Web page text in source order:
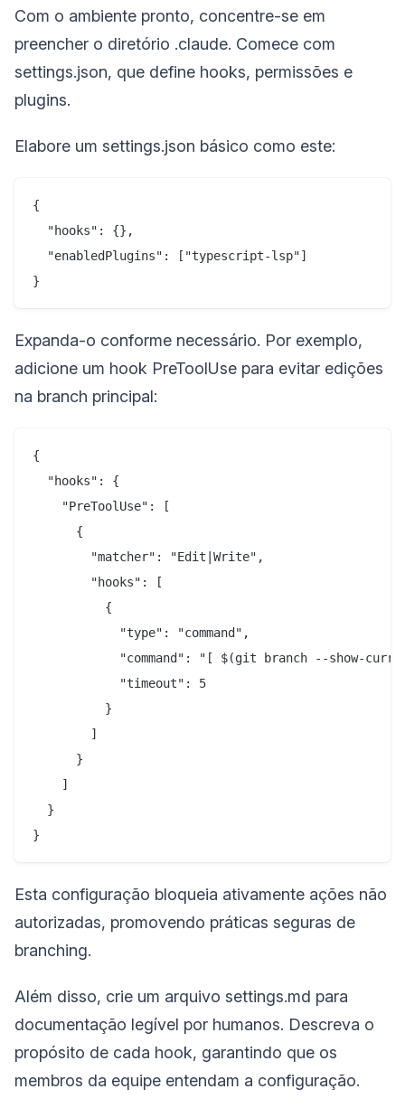
Com o ambiente pronto, concentre-se em
preencher o diretório .claude. Comece com
settings.json, que define hooks, permissões e
plugins.
Elabore um settings.json básico como este:
{
  "hooks": {},
  "enabledPlugins": ["typescript-lsp"]
Expanda-o conforme necessário. Por exemplo,
adicione um hook PreToolUse para evitar edições
na branch principal:
{
  "hooks": {
    "PreToolUse": [
      {
        "matcher": "Edit|Write",
        "hooks": [
          {
            "type": "command",
"command": "[ $(git branch --show-
            "timeout": 5
          }
        ]
      }
    ]
  }
Esta configuração bloqueia ativamente ações não
autorizadas, promovendo práticas seguras de
branching.
Além disso, crie um arquivo settings.md para
documentação legível por humanos. Descreva o
propósito de cada hook, garantindo que os
membros da equipe entendam a configuração.